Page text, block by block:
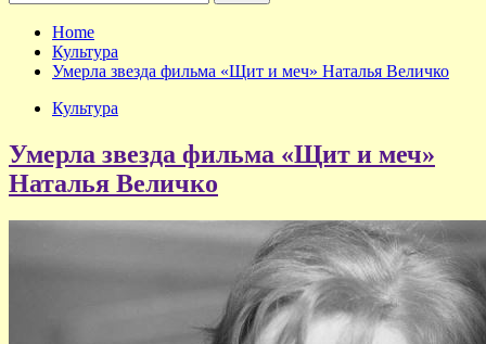
Home
Культура
Умерла звезда фильма «Щит и меч» Наталья Величко
Культура
Умерла звезда фильма «Щит и меч»
Наталья Величко